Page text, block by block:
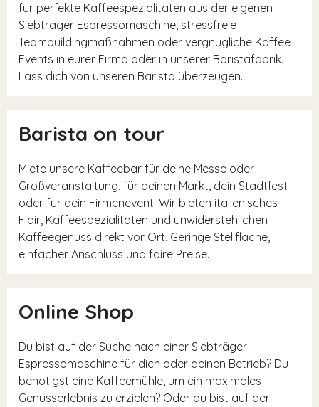
für perfekte Kaffeespezialitäten aus der eigenen
Siebträger Espressomaschine, stressfreie
Teambuildingmaßnahmen oder vergnügliche Kaffee
Events in eurer Firma oder in unserer Baristafabrik.
Lass dich von unseren Barista überzeugen.
Barista on tour
Miete unsere Kaffeebar für deine Messe oder
Großveranstaltung, für deinen Markt, dein Stadtfest
oder für dein Firmenevent. Wir bieten italienisches
Flair, Kaffeespezialitäten und unwiderstehlichen
Kaffeegenuss direkt vor Ort. Geringe Stellfläche,
einfacher Anschluss und faire Preise.
Online Shop
Du bist auf der Suche nach einer Siebträger
Espressomaschine für dich oder deinen Betrieb? Du
benötigst eine Kaffeemühle, um ein maximales
Genusserlebnis zu erzielen? Oder du bist auf der